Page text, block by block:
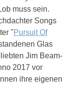
muss sein.
Songs
"Pursuit Of
Glas
Jim Beam-
2017 vor
ihre eigenen